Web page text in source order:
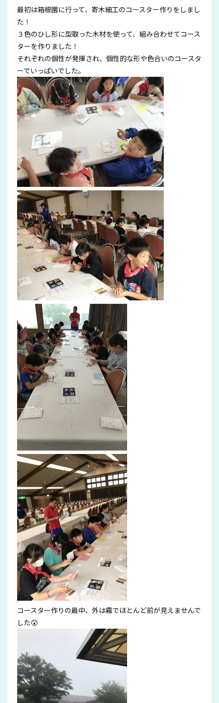
最初は箱根園に行って、寄木細工のコースター作りをしまし
た！
３色のひし形に型取った木材を使って、組み合わせてコース
ターを作りました！
それぞれの個性が発揮され、個性的な形や色合いのコースタ
ーでいっぱいでした。
コースター作りの最中、外は霧でほとんど前が見えませんで
した😲